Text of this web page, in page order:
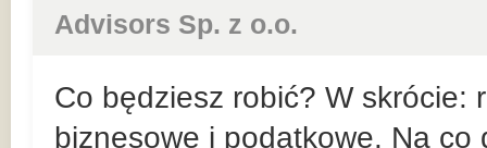
Advisors Sp. z o.o.
Co będziesz robić? W skrócie:
biznesowe i podatkowe. Na